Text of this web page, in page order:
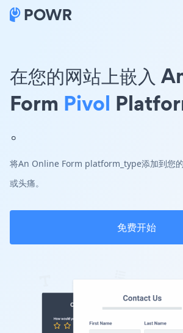
在您的网站上嵌入
Form Pivol
。
将An Online Form platform_type添加到您
或头痛。
免费开始